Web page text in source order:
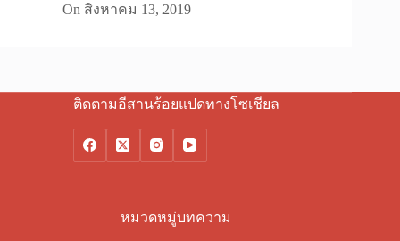
On สิงหาคม 13, 2019
ติดตามอีสานร้อยแปดทางโซเชียล
หมวดหมู่บทความ